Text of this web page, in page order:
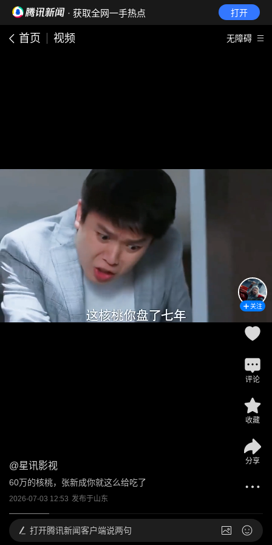
· 获取全网一手热点 打开
首页 视频 无障碍
@星讯影视
60万的核桃，张新成你就这么给吃了
2026-07-03 12:53 发布于山东
关注
评论
收藏
分享
打开腾讯新闻客户端说两句